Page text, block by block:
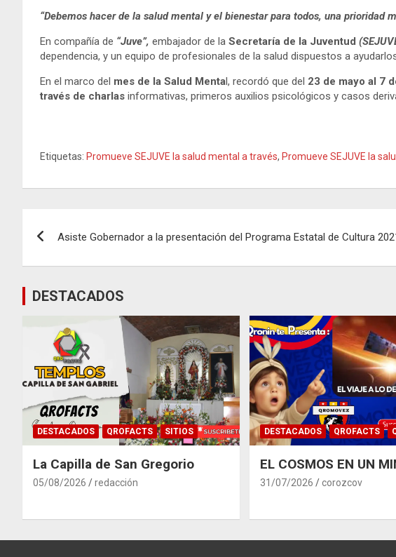
“Debemos hacer de la salud mental y el bienestar para todos, una prioridad
En compañía de “Juve”, embajador de la Secretaría de la Juventud
dependencia, y un equipo de profesionales de la salud dispuestos a
En el marco del mes de la Salud Mental, recordó que del 23 de mayo al 7
través de charlas informativas, primeros auxilios psicológicos y casos
Etiquetas: Promueve SEJUVE la salud mental a través, Promueve SEJUVE la
entradas
Asiste Gobernador a la presentación del Programa Estatal de Cultura
DESTACADOS
DESTACADOS QROFACTS SITIOS
La Capilla de San Gregorio
05/08/2026 redacción
DESTACADOS QROFACTS
EL COSMOS EN UN
31/07/2026 corozcov